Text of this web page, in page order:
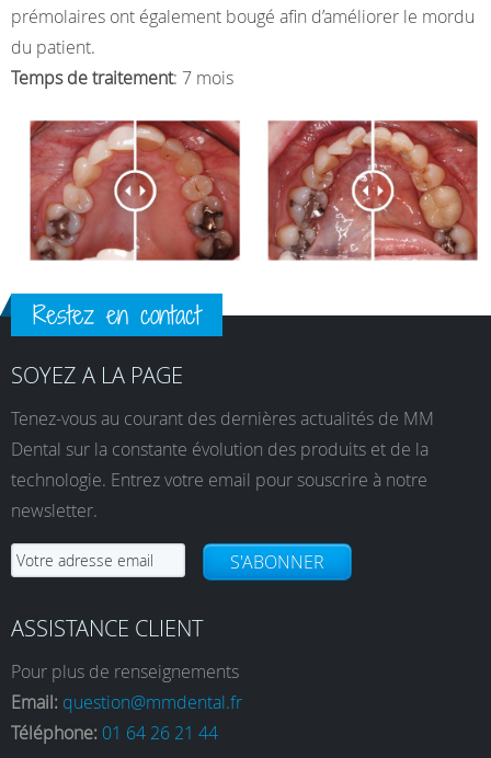
prémolaires ont également bougé afin d’améliorer le mordu
du patient.
Temps de traitement: 7 mois
Restez en contact
SOYEZ A LA PAGE
Tenez-vous au courant des dernières actualités de MM
Dental sur la constante évolution des produits et de la
technologie. Entrez votre email pour souscrire à notre
newsletter.
S'ABONNER
ASSISTANCE CLIENT
Pour plus de renseignements
Email: question@mmdental.fr
Téléphone: 01 64 26 21 44